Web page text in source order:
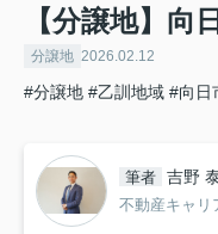
【分譲地】向
分譲地 2026.02.12
#分譲地 #乙訓地域 #向日
筆者 吉野
不動産キャリ